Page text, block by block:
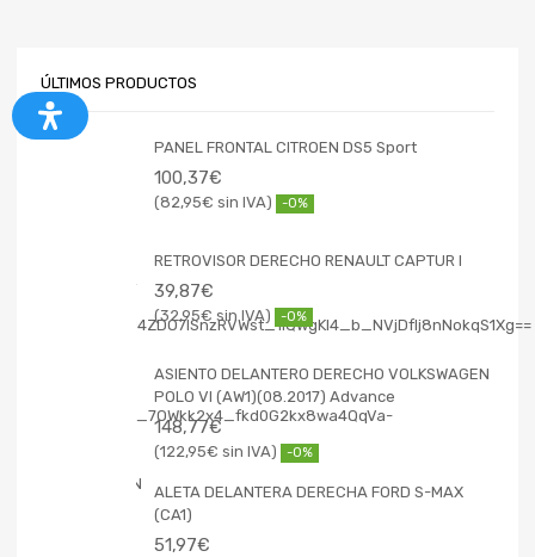
ÚLTIMOS PRODUCTOS
PANEL FRONTAL CITROEN DS5 Sport
100,37€
82,95€ -0%
RETROVISOR DERECHO RENAULT CAPTUR I
39,87€
32,95€ -0%
ASIENTO DELANTERO DERECHO VOLKSWAGEN
POLO VI (AW1)(08.2017) Advance
148,77€
122,95€ -0%
ALETA DELANTERA DERECHA FORD S-MAX
(CA1)
51,97€